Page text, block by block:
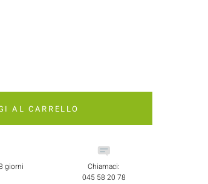
AL CARRELLO
giorni
Chiamaci:
045 58 20 78